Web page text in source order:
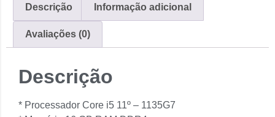
Descrição Informação adicional
Avaliações (0)
Descrição
* Processador Core i5 11º – 1135G7